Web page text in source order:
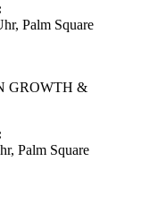
Palm Square
GROWTH &
Palm Square